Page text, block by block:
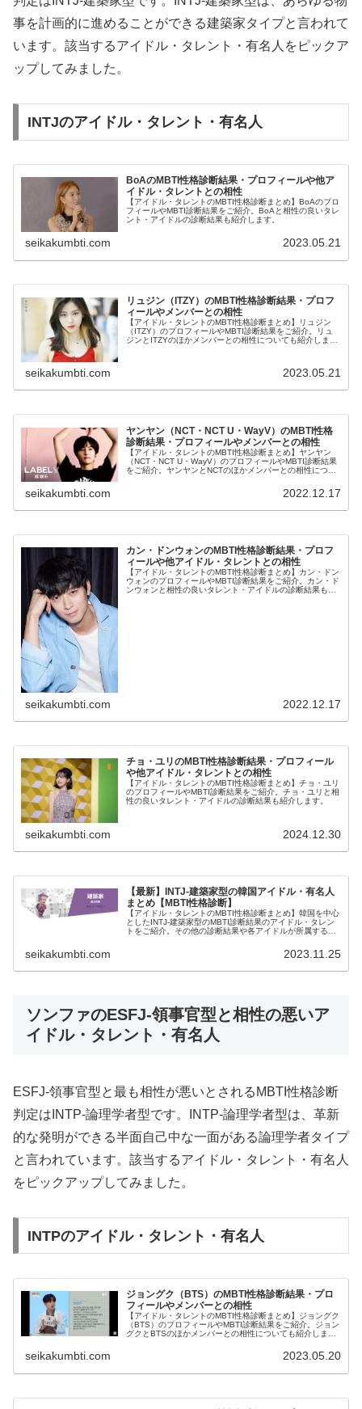
事を計画的に進めることができる建築家タイプと言われて
います。該当するアイドル・タレント・有名人をピックア
ップしてみました。
INTJのアイドル・タレント・有名人
BoAのMBTI性格診断結果・プロフィールや他ア
イドル・タレントとの相性
【アイドル・タレントのMBTI性格診断まとめ】BoAのプロ
フィールやMBTI診断結果をご紹介。BoAと相性の良いタレ
ント・アイドルの診断結果も紹介します。
seikakumbti.com 2023.05.21
リュジン（ITZY）のMBTI性格診断結果・プロフ
ィールやメンバーとの相性
【アイドル・タレントのMBTI性格診断まとめ】リュジン
（ITZY）のプロフィールやMBTI診断結果をご紹介。リュ
ジンとITZYのほかメンバーとの相性についても紹介しま
seikakumbti.com 2023.05.21
ヤンヤン（NCT・NCT U・WayV）のMBTI性格
診断結果・プロフィールやメンバーとの相性
【アイドル・タレントのMBTI性格診断まとめ】ヤンヤン
（NCT・NCT U・WayV）のプロフィールやMBTI診断結果
をご紹介。ヤンヤンとNCTのほかメンバーとの相性につい
seikakumbti.com 2022.12.17
カン・ドンウォンのMBTI性格診断結果・プロフ
ィールや他アイドル・タレントとの相性
【アイドル・タレントのMBTI性格診断まとめ】カン・ドン
ウォンのプロフィールやMBTI診断結果をご紹介。カン・ド
ンウォンと相性の良いタレント・アイドルの診断結果も紹
seikakumbti.com 2022.12.17
チョ・ユリのMBTI性格診断結果・プロフィール
や他アイドル・タレントとの相性
【アイドル・タレントのMBTI性格診断まとめ】チョ・ユリ
のプロフィールやMBTI診断結果をご紹介。チョ・ユリと相
性の良いタレント・アイドルの診断結果も紹介します。
seikakumbti.com 2024.12.30
【最新】INTJ-建築家型の韓国アイドル・有名人
まとめ【MBTI性格診断】
【アイドル・タレントのMBTI性格診断まとめ】韓国を中心
としたINTJ-建築家型のMBTI診断結果のアイドル・タレン
トをご紹介。その他の診断結果や各アイドルが所属するグ
seikakumbti.com 2023.11.25
ソンファのESFJ-領事官型と相性の悪いア
イドル・タレント・有名人
ESFJ-領事官型と最も相性が悪いとされるMBTI性格診断
判定はINTP-論理学者型です。INTP-論理学者型は、革新
的な発明ができる半面自己中な一面がある論理学者タイプ
と言われています。該当するアイドル・タレント・有名人
をピックアップしてみました。
INTPのアイドル・タレント・有名人
ジョングク（BTS）のMBTI性格診断結果・プロ
フィールやメンバーとの相性
【アイドル・タレントのMBTI性格診断まとめ】ジョングク
（BTS）のプロフィールやMBTI診断結果をご紹介。ジョン
グクとBTSのほかメンバーとの相性についても紹介しま
seikakumbti.com 2023.05.20